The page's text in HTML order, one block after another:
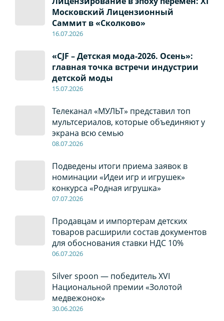
Московский Лицензионный
Саммит в «Сколково»
16.07.2026
«CJF – Детская мода-2026. Осень»:
главная точка встречи индустрии
детской моды
15.07.2026
Телеканал «МУЛЬТ» представил топ
мультсериалов, которые объединяют у
экрана всю семью
08.07.2026
Подведены итоги приема заявок в
номинации «Идеи игр и игрушек»
конкурса «Родная игрушка»
07.07.2026
Продавцам и импортерам детских
товаров расширили состав документов
для обоснования ставки НДС 10%
06.07.2026
Silver spoon — победитель XVI
Национальной премии «Золотой
медвежонок»
30.06.2026